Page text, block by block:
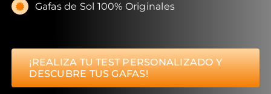
Gafas de Sol 100% Originales
¡REALIZA TU TEST PERSONALIZADO Y
DESCUBRE TUS GAFAS!